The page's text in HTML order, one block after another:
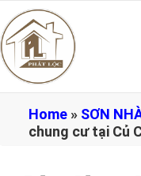
Home » SƠN
chung cư tại Củ